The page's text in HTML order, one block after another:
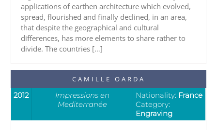
applications of earthen architecture which evolved,
spread, flourished and finally declined, in an area,
that despite the geographical and cultural
differences, has more elements to share rather to
divide. The countries […]
CAMILLE OARDA
2012
Impressions en
Mediterranée
Nationality: France
Category:
Engraving